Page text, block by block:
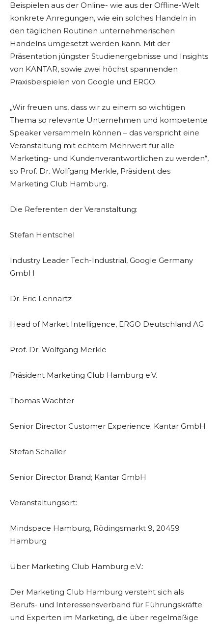
Beispielen aus der Online- wie aus der Offline-Welt
konkrete Anregungen, wie ein solches Handeln in
den täglichen Routinen unternehmerischen
Handelns umgesetzt werden kann. Mit der
Präsentation jüngster Studienergebnisse und Insights
von KANTAR, sowie zwei höchst spannenden
Praxisbeispielen von Google und ERGO.
„Wir freuen uns, dass wir zu einem so wichtigen
Thema so relevante Unternehmen und kompetente
Speaker versammeln können – das verspricht eine
Veranstaltung mit echtem Mehrwert für alle
Marketing- und Kundenverantwortlichen zu werden“,
so Prof. Dr. Wolfgang Merkle, Präsident des
Marketing Club Hamburg.
Die Referenten der Veranstaltung:
Stefan Hentschel
Industry Leader Tech-Industrial, Google Germany
GmbH
Dr. Eric Lennartz
Head of Market Intelligence, ERGO Deutschland AG
Prof. Dr. Wolfgang Merkle
Präsident Marketing Club Hamburg e.V.
Thomas Wachter
Senior Director Customer Experience; Kantar GmbH
Stefan Schaller
Senior Director Brand; Kantar GmbH
Veranstaltungsort:
Mindspace Hamburg, Rödingsmarkt 9, 20459
Hamburg
Über Marketing Club Hamburg e.V.:
Der Marketing Club Hamburg versteht sich als
Berufs- und Interessensverband für Führungskräfte
und Experten im Marketing, die über regelmäßige